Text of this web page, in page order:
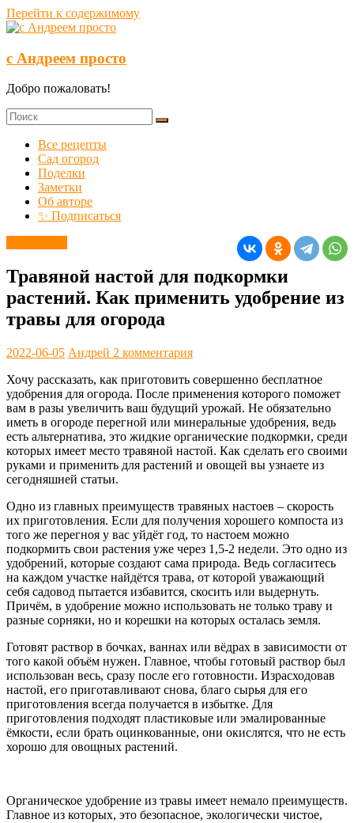
Перейти к содержимому
с Андреем просто
Добро пожаловать!
Все рецепты
Сад огород
Поделки
Заметки
Об авторе
✨ Подписаться
Травяной настой для подкормки
растений. Как применить удобрение из
травы для огорода
2022-06-05 Андрей 2 комментария
Хочу рассказать, как приготовить совершенно бесплатное
удобрения для огорода. После применения которого поможет
вам в разы увеличить ваш будущий урожай. Не обязательно
иметь в огороде перегной или минеральные удобрения, ведь
есть альтернатива, это жидкие органические подкормки, среди
которых имеет место травяной настой. Как сделать его своими
руками и применить для растений и овощей вы узнаете из
сегодняшней статьи.
Одно из главных преимуществ травяных настоев – скорость
их приготовления. Если для получения хорошего компоста из
того же перегноя у вас уйдёт год, то настоем можно
подкормить свои растения уже через 1,5-2 недели. Это одно из
удобрений, которые создают сама природа. Ведь согласитесь
на каждом участке найдётся трава, от которой уважающий
себя садовод пытается избавится, скосить или выдернуть.
Причём, в удобрение можно использовать не только траву и
разные сорняки, но и корешки на которых осталась земля.
Готовят раствор в бочках, ваннах или вёдрах в зависимости от
того какой объём нужен. Главное, чтобы готовый раствор был
использован весь, сразу после его готовности. Израсходовав
настой, его приготавливают снова, благо сырья для его
приготовления всегда получается в избытке. Для
приготовления подходят пластиковые или эмалированные
ёмкости, если брать оцинкованные, они окислятся, что не есть
хорошо для овощных растений.
Органическое удобрение из травы имеет немало преимуществ.
Главное из которых, это безопасное, экологически чистое,